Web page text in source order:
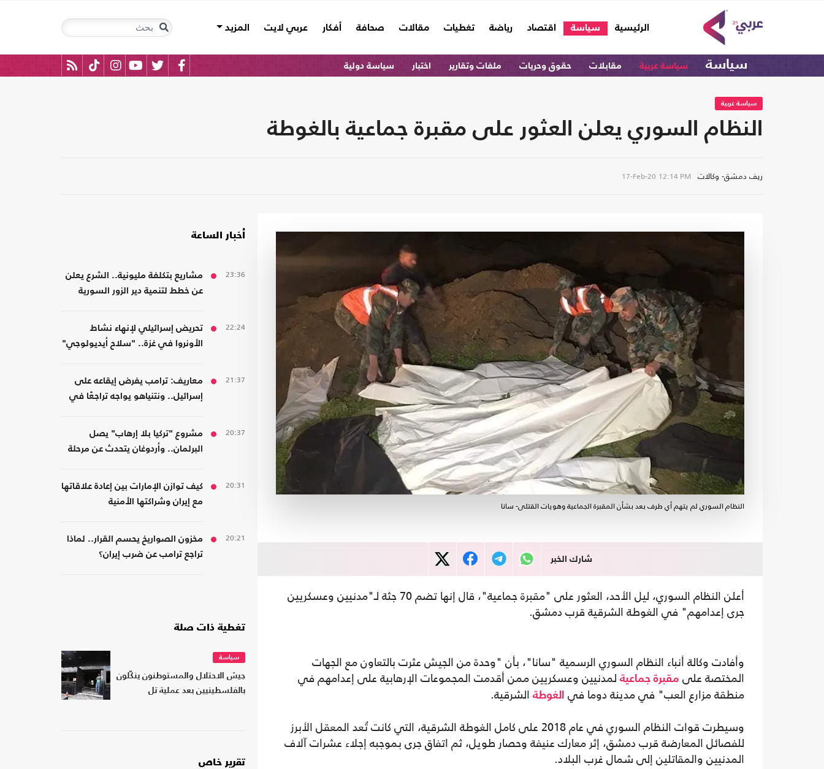
الرئيسية
(current) سياسة اقتصاد رياضة تغطيات مقالات صحافة أفكار عربي لايت المزيد
سياسة سياسة عربية مقابلات حقوق وحريات ملفات وتقارير اختبار سياسة دولية
سياسة عربية
النظام السوري يعلن العثور على مقبرة جماعية بالغوطة
ريف دمشق- وكالات 17-Feb-20 12:14 PM
النظام السوري لم يتهم أي طرف بعد بشأن المقبرة الجماعية وهويات القتلى- سانا
شارك الخبر
أعلن النظام السوري، ليل الأحد، العثور على "مقبرة جماعية"، قال إنها تضم 70 جثة لـ"مدنيين وعسكريين
جرى إعدامهم" في الغوطة الشرقية قرب دمشق.
وأفادت وكالة أنباء النظام السوري الرسمية "سانا"، بأن "وحدة من الجيش عثرت بالتعاون مع الجهات
المختصة على مقبرة جماعية لمدنيين وعسكريين ممن أقدمت المجموعات الإرهابية على إعدامهم في
منطقة مزارع العب" في مدينة دوما في
الغوطة الشرقية.
وسيطرت قوات النظام السوري في عام 2018 على كامل الغوطة الشرقية، التي كانت تُعد المعقل الأبرز
للفصائل المعارضة قرب دمشق، إثر معارك عنيفة وحصار طويل، ثم اتفاق جرى بموجبه إجلاء عشرات آلاف
المدنيين والمقاتلين إلى شمال غرب البلاد.
أخبار الساعة
23:36
مشاريع بتكلفة مليونية.. الشرع يعلن
عن خطط لتنمية دير الزور السورية
22:24
تحريض إسرائيلي لإنهاء نشاط
الأونروا في غزة.. "سلاح أيديولوجي"
21:37
معاريف: ترامب يفرض إيقاعه على
إسرائيل.. ونتنياهو يواجه تراجعًا في
20:37
مشروع "تركيا بلا إرهاب" يصل
البرلمان.. وأردوغان يتحدث عن مرحلة
20:31
كيف توازن الإمارات بين إعادة علاقاتها
مع إيران وشراكتها الأمنية
20:21
مخزون الصواريخ يحسم القرار.. لماذا
تراجع ترامب عن ضرب إيران؟
تغطية ذات صلة
سياسة
جيش الاحتلال والمستوطنون ينكّلون
بالفلسطينيين بعد عملية تل
تقرير خاص